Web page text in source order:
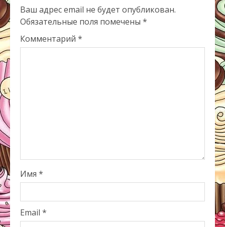
Ваш адрес email не будет опубликован.
Обязательные поля помечены *
Комментарий *
Имя *
Email *